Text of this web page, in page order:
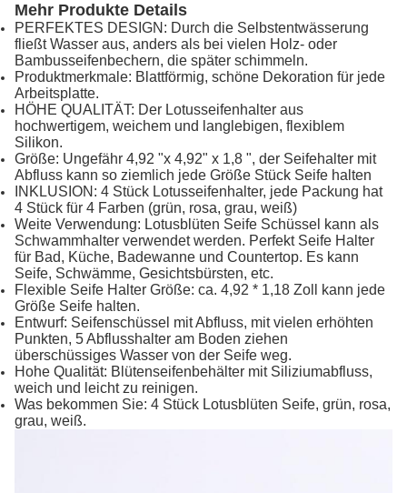
Mehr Produkte Details
PERFEKTES DESIGN: Durch die Selbstentwässerung
fließt Wasser aus, anders als bei vielen Holz- oder
Bambusseifenbechern, die später schimmeln.
Produktmerkmale: Blattförmig, schöne Dekoration für jede
Arbeitsplatte.
HÖHE QUALITÄT: Der Lotusseifenhalter aus
hochwertigem, weichem und langlebigen, flexiblem
Silikon.
Größe: Ungefähr 4,92 "x 4,92" x 1,8 ", der Seifehalter mit
Abfluss kann so ziemlich jede Größe Stück Seife halten
INKLUSION: 4 Stück Lotusseifenhalter, jede Packung hat
4 Stück für 4 Farben (grün, rosa, grau, weiß)
Weite Verwendung: Lotusblüten Seife Schüssel kann als
Schwammhalter verwendet werden. Perfekt Seife Halter
für Bad, Küche, Badewanne und Countertop. Es kann
Seife, Schwämme, Gesichtsbürsten, etc.
Flexible Seife Halter Größe: ca. 4,92 * 1,18 Zoll kann jede
Größe Seife halten.
Entwurf: Seifenschüssel mit Abfluss, mit vielen erhöhten
Punkten, 5 Abflusshalter am Boden ziehen
überschüssiges Wasser von der Seife weg.
Hohe Qualität: Blütenseifenbehälter mit Siliziumabfluss,
weich und leicht zu reinigen.
Was bekommen Sie: 4 Stück Lotusblüten Seife, grün, rosa,
grau, weiß.